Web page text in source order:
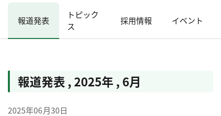
報道発表
トピック
ス
採用情報 イベント
報道発表 , 2025年 , 6月
2025年06月30日